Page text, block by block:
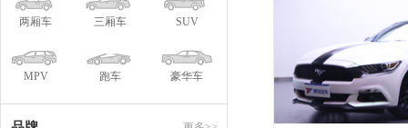
两厢车 三厢车 SUV
MPV 跑车 豪华车